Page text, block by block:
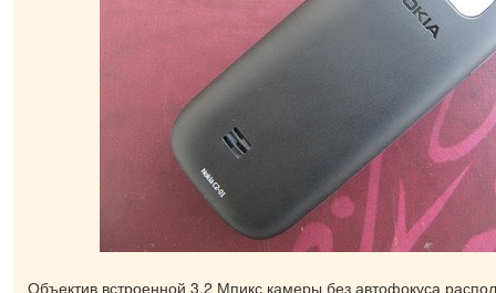
Объектив встроенной 3,2 Мпикс камеры без автофокуса